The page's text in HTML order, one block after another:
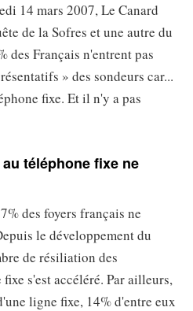
14 mars 2007, Le Canard
de la Sofres et une autre du
des Français n'entrent pas
» des sondeurs car...
fixe. Et il n'y a pas
téléphone fixe ne
des foyers français ne
le développement du
de résiliation des
s'est accéléré. Par ailleurs,
ligne fixe, 14% d'entre eux